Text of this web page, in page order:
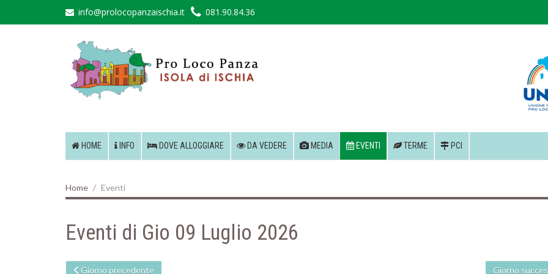
info@prolocopanzaischia.it 081.90.84.36
HOME INFO DOVE ALLOGGIARE DA VEDERE MEDIA EVENTI TERME PCI
Home Eventi
Eventi di Gio 09 Luglio 2026
Giorno precedente Giorno